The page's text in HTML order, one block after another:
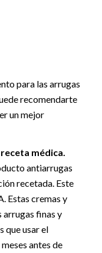
para las arrugas
recomendarte
un mejor
médica.
antiarrugas
recetada. Este
Estas cremas y
arrugas finas y
que usar el
antes de